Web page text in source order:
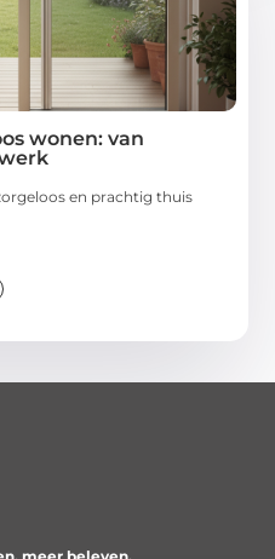
wonen: van
en prachtig thuis